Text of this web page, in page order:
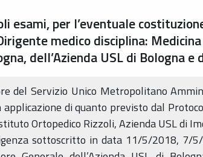
esami, per l’eventuale
medico disciplina: Medicina
dell’Azienda USL di Bologna e
del Servizio Unico Metropolitano
di quanto previsto dal
Ortopedico Rizzoli, Azienda USL di
sottoscritto in data 11/5/2018, 7/